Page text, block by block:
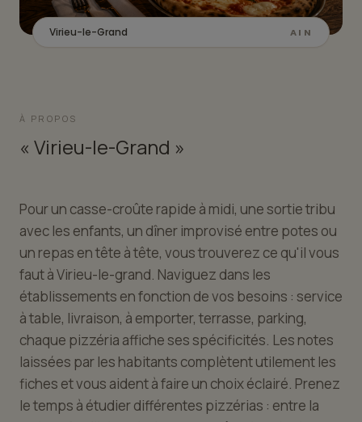
Virieu-le-Grand AIN
À PROPOS
« Virieu-le-Grand »
Pour un casse-croûte rapide à midi, une sortie tribu
avec les enfants, un dîner improvisé entre potes ou
un repas en tête à tête, vous trouverez ce qu'il vous
faut à Virieu-le-grand. Naviguez dans les
établissements en fonction de vos besoins : service
à table, livraison, à emporter, terrasse, parking,
chaque pizzéria affiche ses spécificités. Les notes
laissées par les habitants complètent utilement les
fiches et vous aident à faire un choix éclairé. Prenez
le temps à étudier différentes pizzérias : entre la